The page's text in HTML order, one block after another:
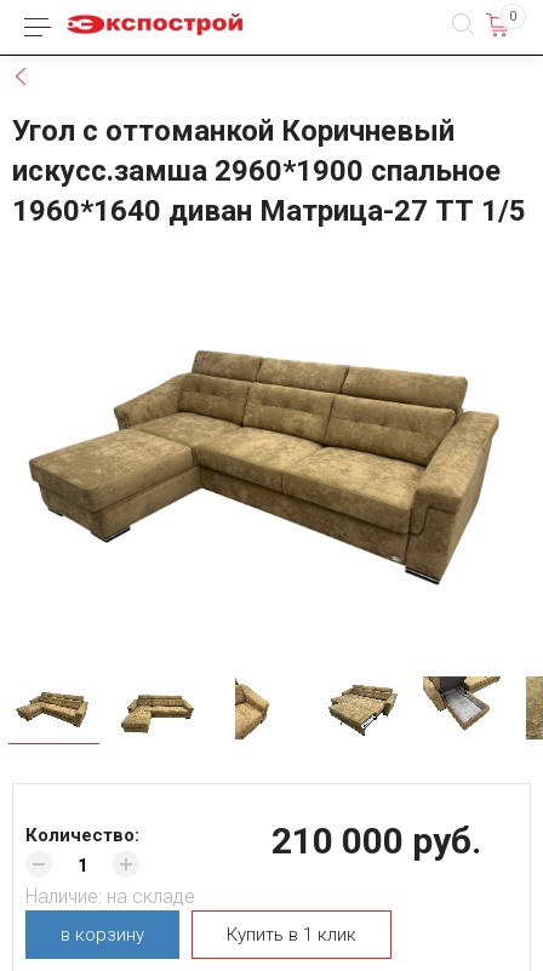
Каталог товаров 0
Угол с оттоманкой Коричневый
искусс.замша 2960*1900 спальное
1960*1640 диван Матрица-27 ТТ 1/5
210 000 руб.
Количество:
Наличие: на складе
в корзину Купить в 1 клик